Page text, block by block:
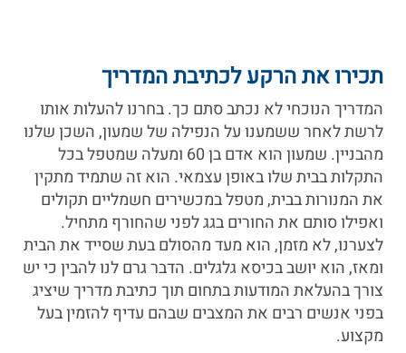
תכירו את הרקע לכתיבת המדריך
המדריך הנוכחי לא נכתב סתם כך. בחרנו להעלות אותו
לרשת לאחר ששמענו על הנפילה של שמעון, השכן שלנו
מהבניין. שמעון הוא אדם בן 60 ומעלה שמטפל בכל
התקלות בבית שלו באופן עצמאי. הוא זה שתמיד מתקין
את המנורות בבית, מטפל במכשירים חשמליים תקולים
ואפילו סותם את החורים בגג לפני שהחורף מתחיל.
לצערנו, לא מזמן, הוא מעד מהסולם בעת שסייד את הבית
ומאז, הוא יושב בכיסא גלגלים. הדבר גרם לנו להבין כי יש
צורך בהעלאת המודעות בתחום תוך כתיבת מדריך שיציג
בפני אנשים רבים את המצבים שבהם עדיף להזמין בעל
מקצוע.